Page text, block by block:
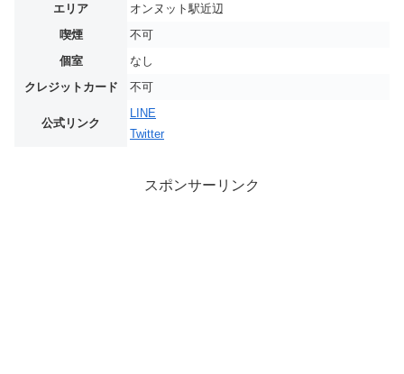
エリア
オンヌット駅近辺
喫煙
不可
個室
なし
クレジットカード
不可
公式リンク
LINE
Twitter
スポンサーリンク